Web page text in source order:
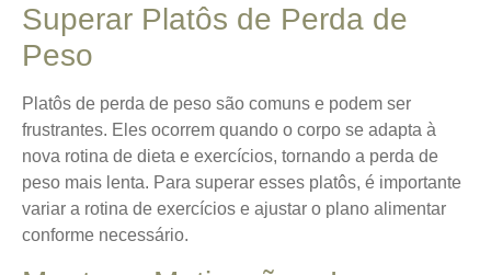
Superar Platôs de Perda de
Peso
Platôs de perda de peso são comuns e podem ser
frustrantes. Eles ocorrem quando o corpo se adapta à
nova rotina de dieta e exercícios, tornando a perda de
peso mais lenta. Para superar esses platôs, é importante
variar a rotina de exercícios e ajustar o plano alimentar
conforme necessário.